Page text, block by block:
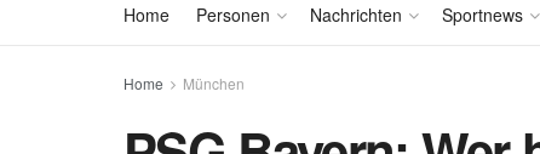
Home Personen Nachrichten Sportnews
Home München